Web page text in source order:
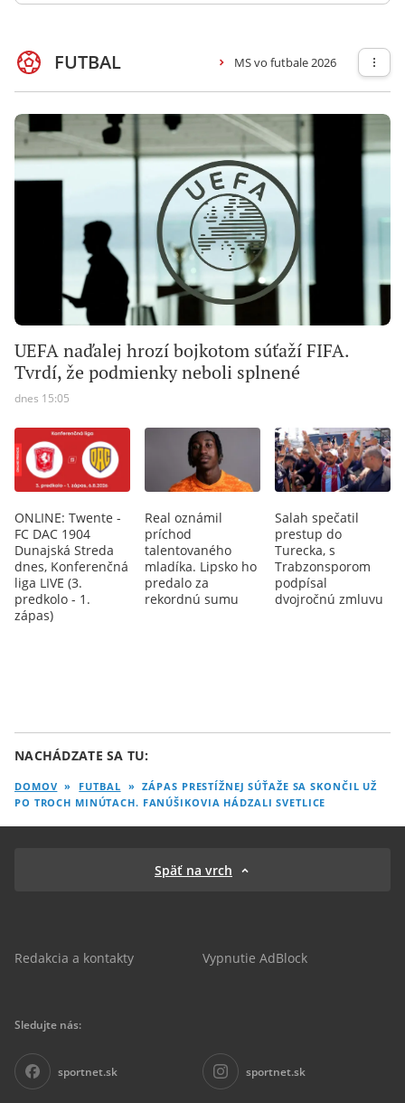
FUTBAL MS vo futbale 2026
UEFA naďalej hrozí bojkotom súťaží FIFA.
Tvrdí, že podmienky neboli splnené
dnes 15:05
ONLINE: Twente -
FC DAC 1904
Dunajská Streda
dnes, Konferenčná
liga LIVE (3.
predkolo - 1.
zápas)
Real oznámil
príchod
talentovaného
mladíka. Lipsko ho
predalo za
rekordnú sumu
Salah spečatil
prestup do
Turecka, s
Trabzonsporom
podpísal
dvojročnú zmluvu
NACHÁDZATE SA TU:
DOMOV » FUTBAL » ZÁPAS PRESTÍŽNEJ SÚŤAŽE SA SKONČIL UŽ
PO TROCH MINÚTACH. FANÚŠIKOVIA HÁDZALI SVETLICE
Späť na vrch
Redakcia a kontakty Vypnutie AdBlock
Sledujte nás:
sportnet.sk sportnet.sk